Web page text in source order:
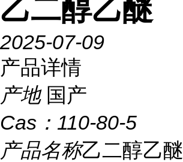
乙二醇乙醚
2025-07-09
产品详情
产地 国产
Cas： 110-80-5
产品名称乙二醇乙醚